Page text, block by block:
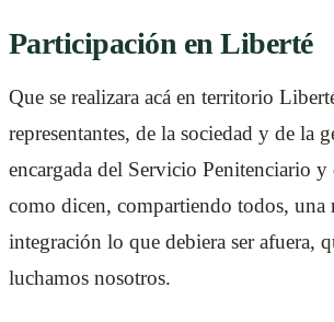
Participación en Liberté
Que se realizara acá en territorio
representantes, de la sociedad y de la
encargada del Servicio Penitenciario y
como dicen, compartiendo todos, una
integración lo que debiera ser afuera,
luchamos nosotros.